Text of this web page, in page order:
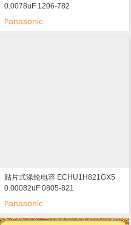
0.0078uF 1206-782
Panasonic
贴片式涤纶电容 ECHU1H821GX5
0.00082uF 0805-821
Panasonic